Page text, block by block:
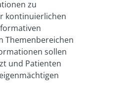
zu
kontinuierlichen
Themenbereichen
sollen
und Patienten